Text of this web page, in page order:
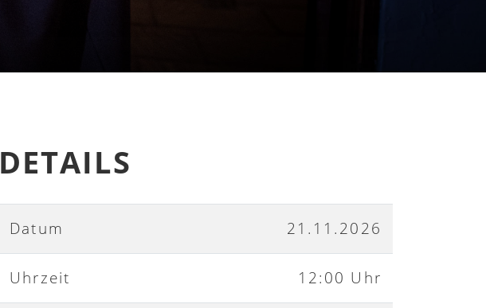
DETAILS
Datum 21.11.2026
Uhrzeit 12:00 Uhr